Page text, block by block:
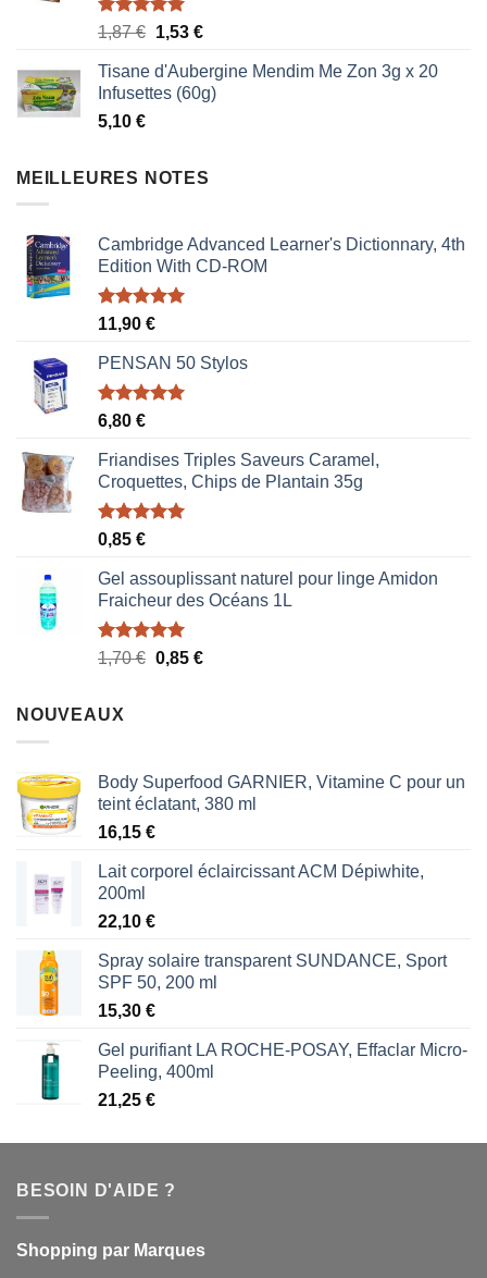
Note5.00
1,87€ Le
initial
était :
1,53 €Le
actuel
est :
Tisane d'Aubergine Mendim Me Zon 3g x 20
Infusettes (60g)
5,10 €
MEILLEURES NOTES
Cambridge Advanced Learner's Dictionnary, 4th
Edition With CD-ROM
Note5.00
11,90 €
PENSAN 50 Stylos
Note5.00
6,80 €
Friandises Triples Saveurs Caramel,
Croquettes, Chips de Plantain 35g
Note5.00
0,85 €
Gel assouplissant naturel pour linge Amidon
Fraicheur des Océans 1L
Note5.00
1,70€ Le
0,85 €Le
NOUVEAUX
Body Superfood GARNIER, Vitamine C pour un
teint éclatant, 380 ml
16,15 €
Lait corporel éclaircissant ACM Dépiwhite,
200ml
22,10 €
Spray solaire transparent SUNDANCE, Sport
SPF 50, 200 ml
15,30 €
Gel purifiant LA ROCHE-POSAY, Effaclar Micro-
Peeling, 400ml
21,25 €
BESOIN D'AIDE ?
Shopping par Marques